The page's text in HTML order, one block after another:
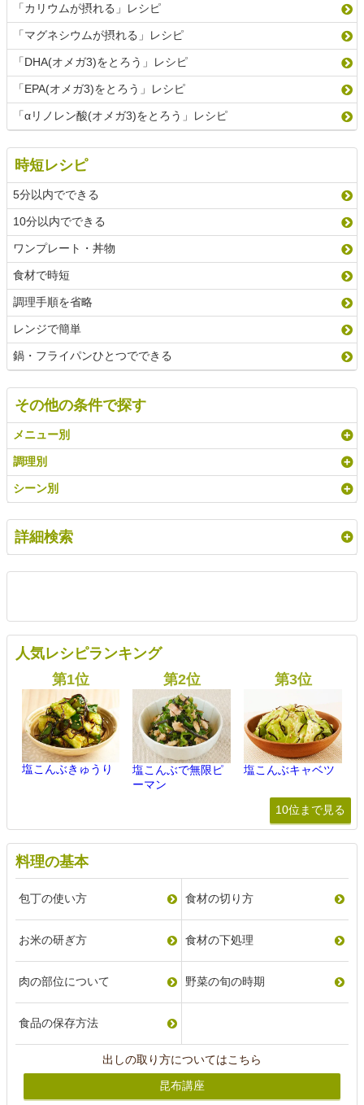
「カリウムが摂れる」レシピ
「マグネシウムが摂れる」レシピ
「DHA(オメガ3)をとろう」レシピ
「EPA(オメガ3)をとろう」レシピ
「αリノレン酸(オメガ3)をとろう」レシピ
時短レシピ
5分以内でできる
10分以内でできる
ワンプレート・丼物
食材で時短
調理手順を省略
レンジで簡単
鍋・フライパンひとつでできる
その他の条件で探す
メニュー別
調理別
シーン別
詳細検索
人気レシピランキング
塩こんぶきゅうり
塩こんぶで無限ピ
ーマン
塩こんぶキャベツ
10位まで見る
料理の基本
包丁の使い方 食材の切り方
お米の研ぎ方 食材の下処理
肉の部位について 野菜の旬の時期
食品の保存方法
出しの取り方についてはこちら
昆布講座